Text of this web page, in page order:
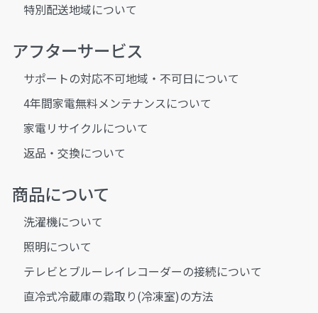
特別配送地域について
アフターサービス
サポートの対応不可地域・不可日について
4年間家電無料メンテナンスについて
家電リサイクルについて
返品・交換について
商品について
洗濯機について
照明について
テレビとブルーレイレコーダーの接続について
直冷式冷蔵庫の霜取り(冷凍室)の方法